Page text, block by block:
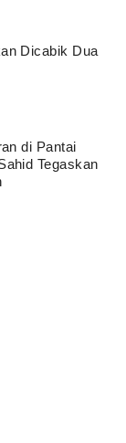
Dicabik Dua
di Pantai
Tegaskan